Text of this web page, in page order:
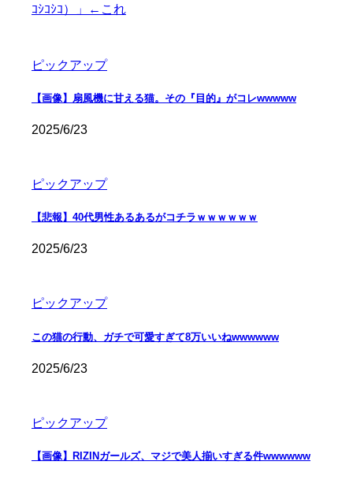
ｺｼｺｼｺ）」←これ
ピックアップ
【画像】扇風機に甘える猫。その『目的』がコレwwwww
2025/6/23
ピックアップ
【悲報】40代男性あるあるがコチラｗｗｗｗｗｗ
2025/6/23
ピックアップ
この猫の行動、ガチで可愛すぎて8万いいねwwwwww
2025/6/23
ピックアップ
【画像】RIZINガールズ、マジで美人揃いすぎる件wwwwww